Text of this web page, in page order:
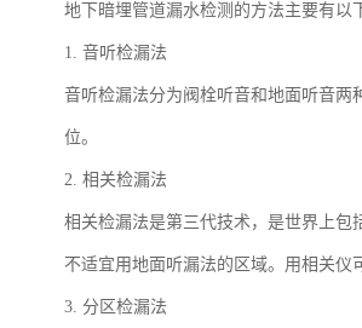
地下暗埋管道漏水检测的方法主要有以
1. 音听检漏法
音听检漏法分为阀栓听音和地面听音两
位。
2. 相关检漏法
相关检漏法是第三代技术，是世界上包
不适宜用地面听漏法的区域。用相关仪
3. 分区检漏法